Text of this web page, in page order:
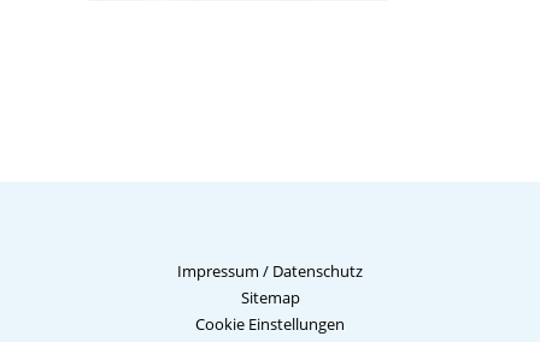
Impressum / Datenschutz
Sitemap
Cookie Einstellungen